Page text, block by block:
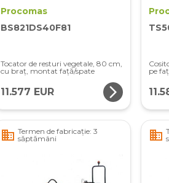
Procomas
BS821DS40F81
Tocator de resturi vegetale, 80 cm,
cu braț, montat față/spate
11.577 EUR arrow_forward_ios
pe
business Termen de fabricație: 3
săptămâni
business